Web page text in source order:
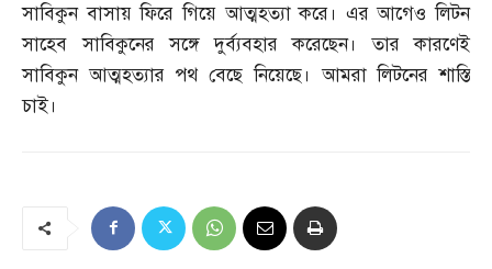
সাবিকুন বাসায় ফিরে গিয়ে আত্মহত্যা করে। এর আগেও লিটন
সাহেব সাবিকুনের সঙ্গে দুর্ব্যবহার করেছেন। তার কারণেই
সাবিকুন আত্মহত্যার পথ বেছে নিয়েছে। আমরা লিটনের শাস্তি
চাই।